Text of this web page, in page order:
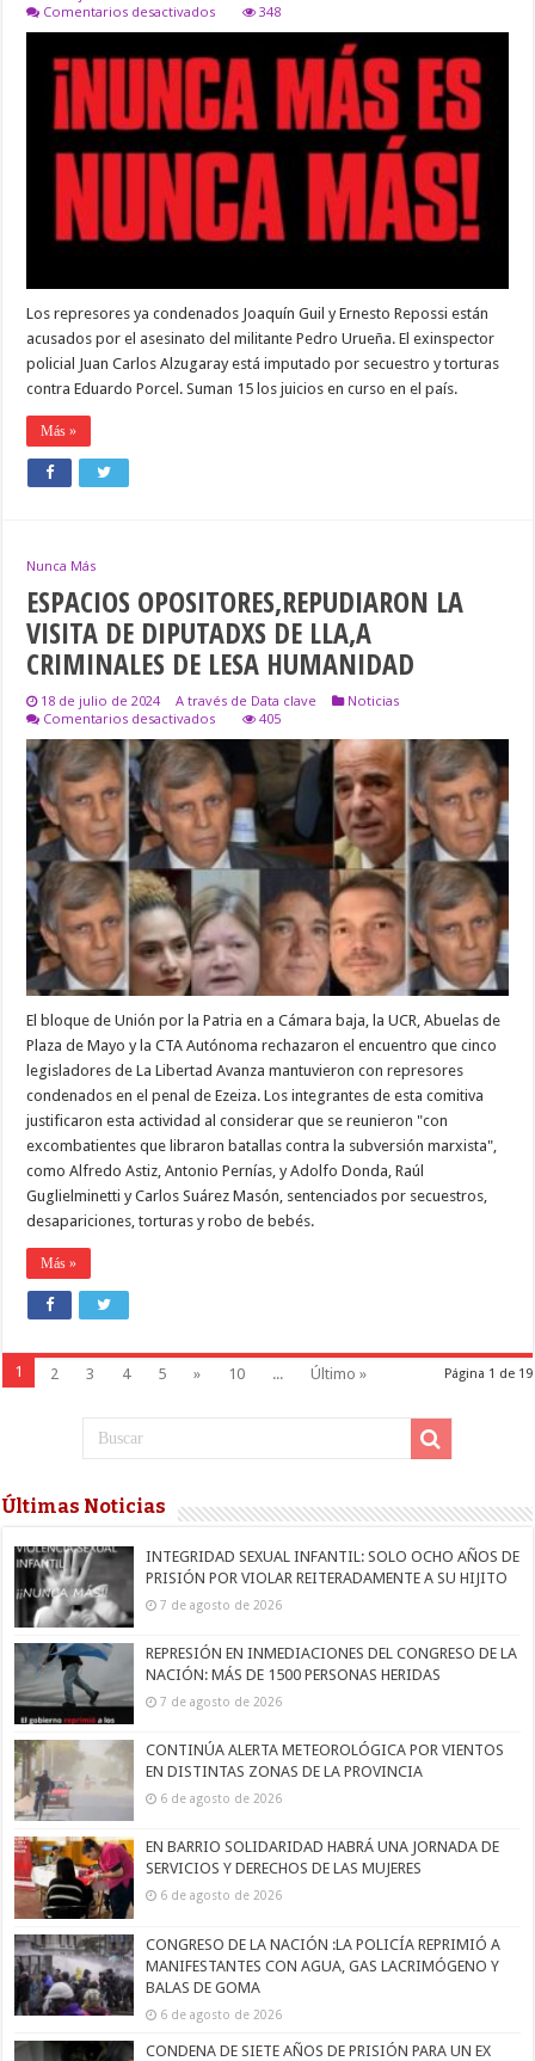
Comentarios desactivadosen
COMIENZAN
EN
SALTA
DOS
NUEVOS
JUICIOS
POR
CRÍMENES
DE
LESA
HUMANIDAD
348
Los represores ya condenados Joaquín Guil y Ernesto Repossi están
acusados por el asesinato del militante Pedro Urueña. El exinspector
policial Juan Carlos Alzugaray está imputado por secuestro y torturas
contra Eduardo Porcel. Suman 15 los juicios en curso en el país.
Más »
Nunca Más
ESPACIOS OPOSITORES,REPUDIARON LA
VISITA DE DIPUTADXS DE LLA,A
CRIMINALES DE LESA HUMANIDAD
18 de julio de 2024 A través de Data clave
Noticias
Comentarios desactivadosen
ESPACIOS
OPOSITORES,REPUDIARON
LA
VISITA
DE
DIPUTADXS
DE
LLA,A
DE
LESA
HUMANIDAD
405
El bloque de Unión por la Patria en a Cámara baja, la UCR, Abuelas de
Plaza de Mayo y la CTA Autónoma rechazaron el encuentro que cinco
legisladores de La Libertad Avanza mantuvieron con represores
condenados en el penal de Ezeiza. Los integrantes de esta comitiva
justificaron esta actividad al considerar que se reunieron "con
excombatientes que libraron batallas contra la subversión marxista",
como Alfredo Astiz, Antonio Pernías, y Adolfo Donda, Raúl
Guglielminetti y Carlos Suárez Masón, sentenciados por secuestros,
desapariciones, torturas y robo de bebés.
Más »
Página 1 de 19
1 2 3 4 5 » 10 ... Último »
Últimas Noticias
INTEGRIDAD SEXUAL INFANTIL: SOLO OCHO AÑOS DE
PRISIÓN POR VIOLAR REITERADAMENTE A SU HIJITO
7 de agosto de 2026
REPRESIÓN EN INMEDIACIONES DEL CONGRESO DE LA
NACIÓN: MÁS DE 1500 PERSONAS HERIDAS
7 de agosto de 2026
CONTINÚA ALERTA METEOROLÓGICA POR VIENTOS
EN DISTINTAS ZONAS DE LA PROVINCIA
6 de agosto de 2026
EN BARRIO SOLIDARIDAD HABRÁ UNA JORNADA DE
SERVICIOS Y DERECHOS DE LAS MUJERES
6 de agosto de 2026
CONGRESO DE LA NACIÓN :LA POLICÍA REPRIMIÓ A
MANIFESTANTES CON AGUA, GAS LACRIMÓGENO Y
BALAS DE GOMA
6 de agosto de 2026
CONDENA DE SIETE AÑOS DE PRISIÓN PARA UN EX